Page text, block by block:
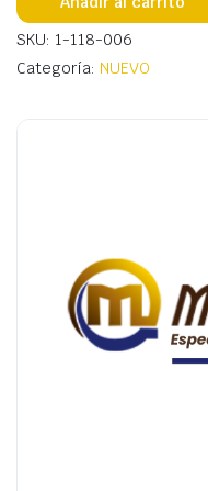
SKU: 1-118-006
Categoría: NUEVO